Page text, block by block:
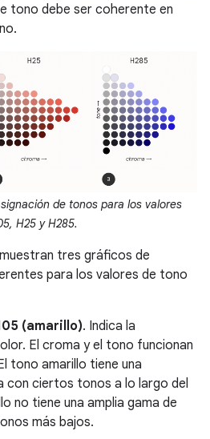
tono debe ser coherente en
de tonos para los valores
H25 y H285.
tres gráficos de
para los valores de tono
(amarillo). Indica la
El croma y el tono funcionan
tono amarillo tiene una
con ciertos tonos a lo largo del
no tiene una amplia gama de
más bajos.